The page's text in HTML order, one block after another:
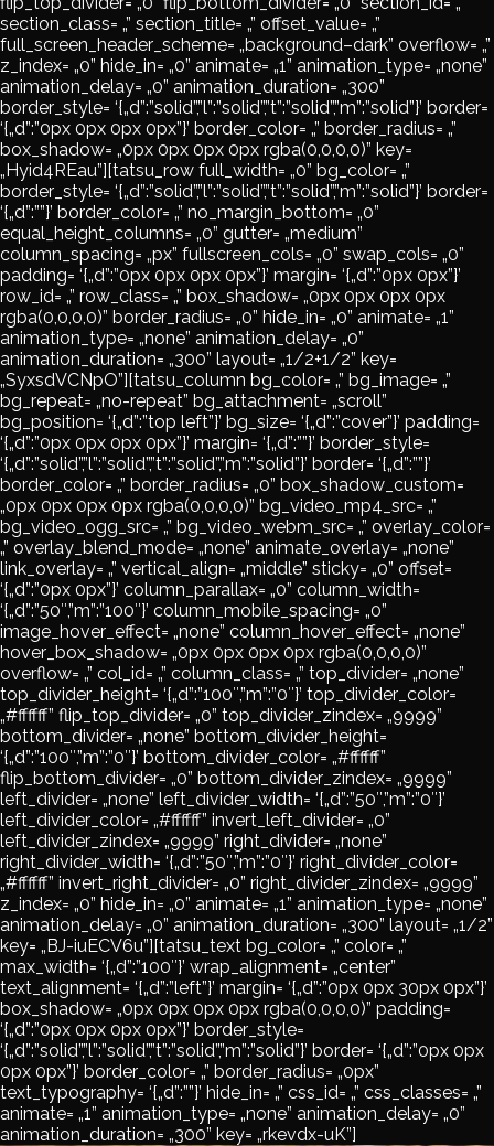
section_class= „” section_title= „” offset_value= „”
full_screen_header_scheme= „background–dark” overflow= „”
z_index= „0” hide_in= „0” animate= „1” animation_type= „none”
animation_delay= „0” animation_duration= „300”
border_style= ‘{„d”:”solid”,”l”:”solid”,”t”:”solid”,”m”:”solid”}’ border=
‘{„d”:”0px 0px 0px 0px”}’ border_color= „” border_radius= „”
box_shadow= „0px 0px 0px 0px rgba(0,0,0,0)” key=
„Hyid4REau”][tatsu_row full_width= „0” bg_color= „”
border_style= ‘{„d”:”solid”,”l”:”solid”,”t”:”solid”,”m”:”solid”}’ border=
‘{„d”:””}’ border_color= „” no_margin_bottom= „0”
equal_height_columns= „0” gutter= „medium”
column_spacing= „px” fullscreen_cols= „0” swap_cols= „0”
padding= ‘{„d”:”0px 0px 0px 0px”}’ margin= ‘{„d”:”0px 0px”}’
row_id= „” row_class= „” box_shadow= „0px 0px 0px 0px
rgba(0,0,0,0)” border_radius= „0” hide_in= „0” animate= „1”
animation_type= „none” animation_delay= „0”
animation_duration= „300” layout= „1/2+1/2” key=
„SyxsdVCNpO”][tatsu_column bg_color= „” bg_image= „”
bg_repeat= „no-repeat” bg_attachment= „scroll”
bg_position= ‘{„d”:”top left”}’ bg_size= ‘{„d”:”cover”}’ padding=
‘{„d”:”0px 0px 0px 0px”}’ margin= ‘{„d”:””}’ border_style=
‘{„d”:”solid”,”l”:”solid”,”t”:”solid”,”m”:”solid”}’ border= ‘{„d”:””}’
border_color= „” border_radius= „0” box_shadow_custom=
„0px 0px 0px 0px rgba(0,0,0,0)” bg_video_mp4_src= „”
bg_video_ogg_src= „” bg_video_webm_src= „” overlay_color=
„” overlay_blend_mode= „none” animate_overlay= „none”
link_overlay= „” vertical_align= „middle” sticky= „0” offset=
‘{„d”:”0px 0px”}’ column_parallax= „0” column_width=
‘{„d”:”50″,”m”:”100″}’ column_mobile_spacing= „0”
image_hover_effect= „none” column_hover_effect= „none”
hover_box_shadow= „0px 0px 0px 0px rgba(0,0,0,0)”
overflow= „” col_id= „” column_class= „” top_divider= „none”
top_divider_height= ‘{„d”:”100″,”m”:”0″}’ top_divider_color=
„#ffffff” flip_top_divider= „0” top_divider_zindex= „9999”
bottom_divider= „none” bottom_divider_height=
‘{„d”:”100″,”m”:”0″}’ bottom_divider_color= „#ffffff”
flip_bottom_divider= „0” bottom_divider_zindex= „9999”
left_divider= „none” left_divider_width= ‘{„d”:”50″,”m”:”0″}’
left_divider_color= „#ffffff” invert_left_divider= „0”
left_divider_zindex= „9999” right_divider= „none”
right_divider_width= ‘{„d”:”50″,”m”:”0″}’ right_divider_color=
„#ffffff” invert_right_divider= „0” right_divider_zindex= „9999”
z_index= „0” hide_in= „0” animate= „1” animation_type= „none”
animation_delay= „0” animation_duration= „300” layout= „1/2”
key= „BJ-iuECV6u”][tatsu_text bg_color= „” color= „”
max_width= ‘{„d”:”100″}’ wrap_alignment= „center”
text_alignment= ‘{„d”:”left”}’ margin= ‘{„d”:”0px 0px 30px 0px”}’
box_shadow= „0px 0px 0px 0px rgba(0,0,0,0)” padding=
‘{„d”:”0px 0px 0px 0px”}’ border_style=
‘{„d”:”solid”,”l”:”solid”,”t”:”solid”,”m”:”solid”}’ border= ‘{„d”:”0px 0px
0px 0px”}’ border_color= „” border_radius= „0px”
text_typography= ‘{„d”:””}’ hide_in= „” css_id= „” css_classes= „”
animate= „1” animation_type= „none” animation_delay= „0”
animation_duration= „300” key= „rkevdx-uK”]